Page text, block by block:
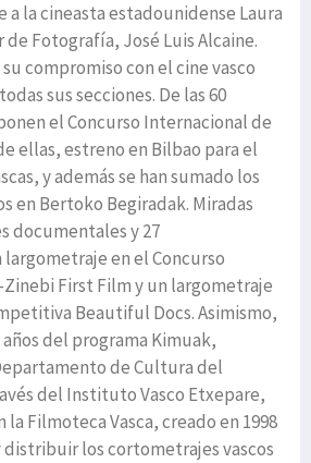
a la cineasta estadounidense Laura
Fotografía, José Luis Alcaine.
compromiso con el cine vasco
sus secciones. De las 60
el Concurso Internacional de
ellas, estreno en Bilbao para el
y además se han sumado los
en Bertoko Begiradak. Miradas
documentales y 27
en el Concurso
First Film y un largometraje
Beautiful Docs. Asimismo,
del programa Kimuak,
de Cultura del
del Instituto Vasco Etxepare,
Filmoteca Vasca, creado en 1998
distribuir los cortometrajes vascos